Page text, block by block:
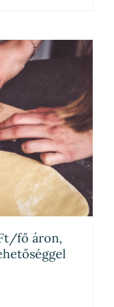
fő áron,